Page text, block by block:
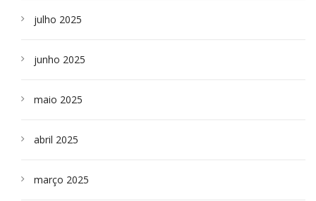
julho 2025
junho 2025
maio 2025
abril 2025
março 2025